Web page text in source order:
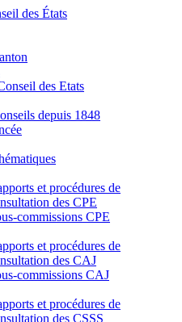
des États
des Etats
depuis 1848
et procédures de
des CPE
commissions CPE
et procédures de
des CAJ
commissions CAJ
et procédures de
des CSSS